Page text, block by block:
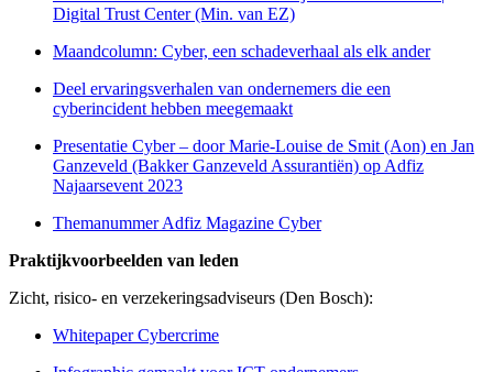
Digital Trust Center (Min. van EZ)
Maandcolumn: Cyber, een schadeverhaal als elk ander
Deel ervaringsverhalen van ondernemers die een
cyberincident hebben meegemaakt
Presentatie Cyber – door Marie-Louise de Smit (Aon) en Jan
Ganzeveld (Bakker Ganzeveld Assurantiën) op Adfiz
Najaarsevent 2023
Themanummer Adfiz Magazine Cyber
Praktijkvoorbeelden van leden
Zicht, risico- en verzekeringsadviseurs (Den Bosch):
Whitepaper Cybercrime